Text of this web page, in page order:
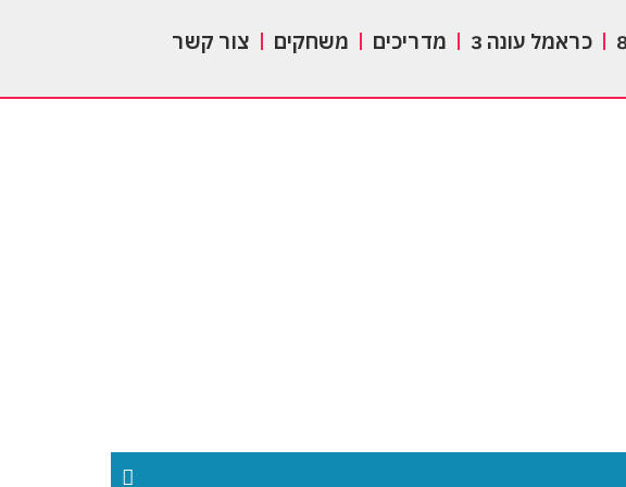
כראמל עונה 3 מדריכים משחקים צור קשר